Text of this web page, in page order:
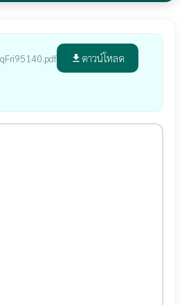
file_download ดาวน์โหลด